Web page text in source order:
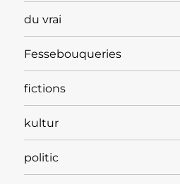
du vrai
Fessebouqueries
fictions
kultur
politic